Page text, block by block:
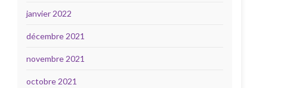
janvier 2022
décembre 2021
novembre 2021
octobre 2021